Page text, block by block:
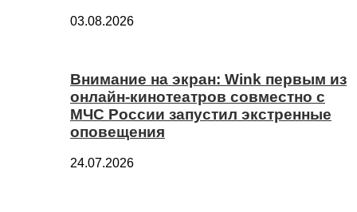
03.08.2026
Внимание на экран: Wink первым из
онлайн-кинотеатров совместно с
МЧС России запустил экстренные
оповещения
24.07.2026